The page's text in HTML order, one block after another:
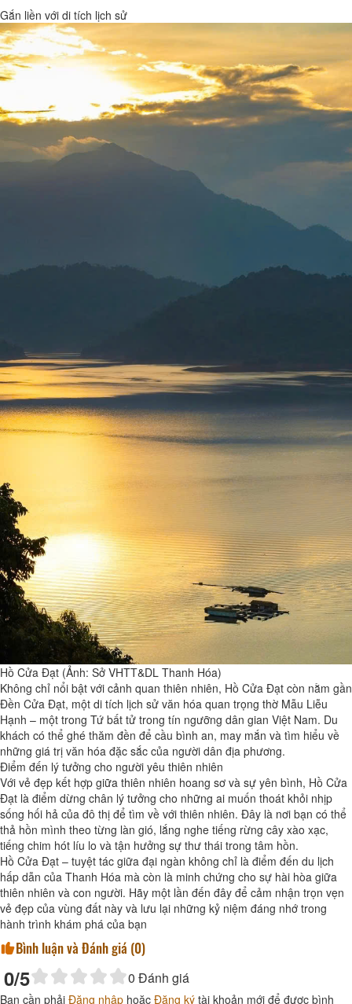
Gắn liền với di tích lịch sử
Hồ Cửa Đạt (Ảnh: Sở VHTT&DL Thanh Hóa)
Không chỉ nổi bật với cảnh quan thiên nhiên, Hồ Cửa Đạt còn nằm gần
Đền Cửa Đạt, một di tích lịch sử văn hóa quan trọng thờ Mẫu Liễu
Hạnh – một trong Tứ bất tử trong tín ngưỡng dân gian Việt Nam. Du
khách có thể ghé thăm đền để cầu bình an, may mắn và tìm hiểu về
những giá trị văn hóa đặc sắc của người dân địa phương.
Điểm đến lý tưởng cho người yêu thiên nhiên
Với vẻ đẹp kết hợp giữa thiên nhiên hoang sơ và sự yên bình, Hồ Cửa
Đạt là điểm dừng chân lý tưởng cho những ai muốn thoát khỏi nhịp
sống hối hả của đô thị để tìm về với thiên nhiên. Đây là nơi bạn có thể
thả hồn mình theo từng làn gió, lắng nghe tiếng rừng cây xào xạc,
tiếng chim hót líu lo và tận hưởng sự thư thái trong tâm hồn.
Hồ Cửa Đạt – tuyệt tác giữa đại ngàn không chỉ là điểm đến du lịch
hấp dẫn của Thanh Hóa mà còn là minh chứng cho sự hài hòa giữa
thiên nhiên và con người. Hãy một lần đến đây để cảm nhận trọn vẹn
vẻ đẹp của vùng đất này và lưu lại những kỷ niệm đáng nhớ trong
hành trình khám phá của bạn
Bình luận và Đánh giá (0)
0/5 0 Đánh giá
Bạn cần phải Đăng nhập hoặc Đăng ký tài khoản mới để được bình